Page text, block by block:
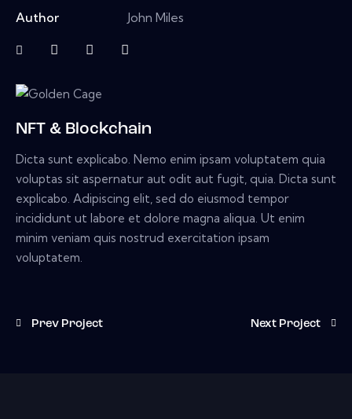
NFT & Blockchain
Dicta sunt explicabo. Nemo enim ipsam voluptatem quia
voluptas sit aspernatur aut odit aut fugit, quia. Dicta sunt
explicabo. Adipiscing elit, sed do eiusmod tempor
incididunt ut labore et dolore magna aliqua. Ut enim
minim veniam quis nostrud exercitation ipsam
voluptatem.
Author
John Miles
Prev Project Next Project